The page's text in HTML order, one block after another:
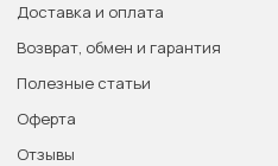
Доставка и оплата
Возврат, обмен и гарантия
Полезные статьи
Оферта
Отзывы